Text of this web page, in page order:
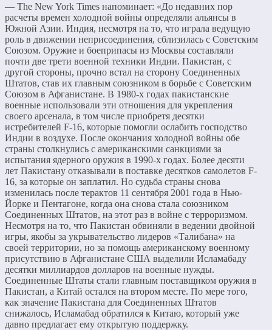
— The New York Times напоминает: «До недавних пор
расчеты времен холодной войны определяли альянсы в
Южной Азии. Индия, несмотря на то, что играла ведущую
роль в движении неприсоединения, сблизилась с Советским
Союзом. Оружие и боеприпасы из Москвы составляли
почти две трети военной техники Индии. Пакистан, с
другой стороны, прочно встал на сторону Соединенных
Штатов, став их главным союзником в борьбе с Советским
Союзом в Афганистане. В 1980-х годах пакистанские
военные использовали эти отношения для укрепления
своего арсенала, в том числе приобретя десятки
истребителей F-16, которые помогли ослабить господство
Индии в воздухе. После окончания холодной войны обе
страны столкнулись с американскими санкциями за
испытания ядерного оружия в 1990-х годах. Более десяти
лет Пакистану отказывали в поставке десятков самолетов F-
16, за которые он заплатил. Но судьба страны снова
изменилась после терактов 11 сентября 2001 года в Нью-
Йорке и Пентагоне, когда она снова стала союзником
Соединенных Штатов, на этот раз в войне с терроризмом.
Несмотря на то, что Пакистан обвиняли в ведении двойной
игры, якобы за укрывательство лидеров «Талибана» на
своей территории, но за помощь американскому военному
присутствию в Афганистане США выделили Исламабаду
десятки миллиардов долларов на военные нужды.
Соединенные Штаты стали главным поставщиком оружия в
Пакистан, а Китай остался на втором месте. По мере того,
как значение Пакистана для Соединенных Штатов
снижалось, Исламабад обратился к Китаю, который уже
давно предлагает ему открытую поддержку.